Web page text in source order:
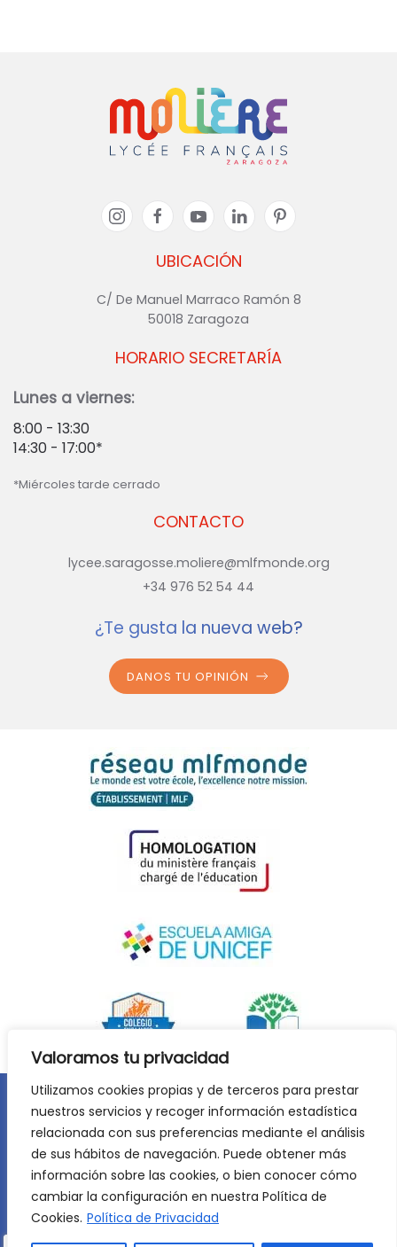
Valoramos tu privacidad
Utilizamos cookies propias y de terceros para prestar
nuestros servicios y recoger información estadística
relacionada con sus preferencias mediante el análisis
de sus hábitos de navegación. Puede obtener más
información sobre las cookies, o bien conocer cómo
cambiar la configuración en nuestra Política de
Cookies. Política de Privacidad
UBICACIÓN
C/ De Manuel Marraco Ramón 8
50018 Zaragoza
CONTACTO
lycee.saragosse.moliere@mlfmonde.org
+34 976 52 54 44
HORARIO SECRETARÍA
Lunes a viernes:
8:00 - 13:30
14:30 - 17:00*
*Miércoles tarde cerrado
¿Te gusta la nueva web?
DANOS TU OPINIÓN
Aviso legal
Política de privacidad
Política de cookies
©2026Lycée Français Molière de Zaragoza. Todos los
derechos reservados. Desarrollo web: